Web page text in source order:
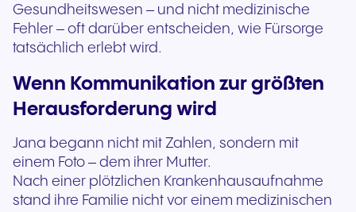
Gesundheitswesen – und nicht medizinische
Fehler – oft darüber entscheiden, wie Fürsorge
tatsächlich erlebt wird.
Wenn Kommunikation zur größten
Herausforderung wird
Jana begann nicht mit Zahlen, sondern mit
einem Foto – dem ihrer Mutter.
Nach einer plötzlichen Krankenhausaufnahme
stand ihre Familie nicht vor einem medizinischen